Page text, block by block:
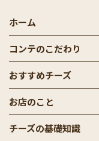
ホーム
コンテのこだわり
おすすめチーズ
お店のこと
チーズの基礎知識